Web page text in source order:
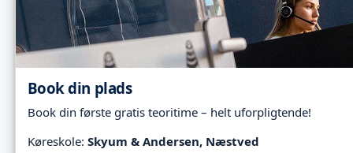
Book din plads
Book din første gratis teoritime – helt uforpligtende!
Køreskole: Skyum & Andersen, Næstved